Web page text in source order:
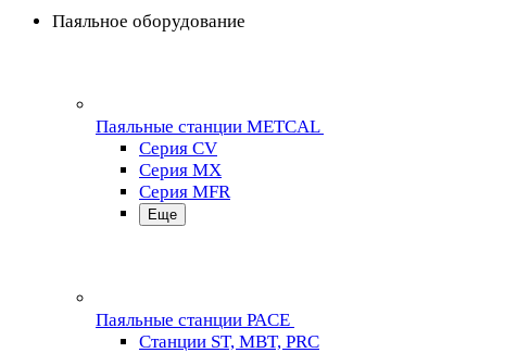
Паяльное оборудование
Паяльные станции METCAL
Серия CV
Серия MX
Серия MFR
Еще
Паяльные станции PACE
Станции ST, MBT, PRC